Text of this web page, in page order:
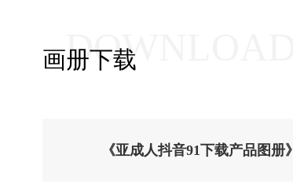
画册下载
DOWNLOAD
《亚成人抖音91下载产品图册》